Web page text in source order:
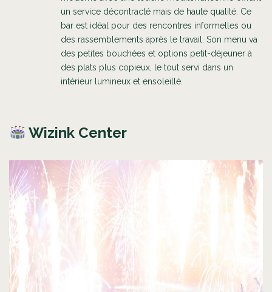
un service décontracté mais de haute qualité Ce
bar est idéal pour des rencontres informelles ou
des rassemblements après le travail. Son menu va
des petites bouchées et options petit-déjeuner à
des plats plus copieux, le tout servi dans un
intérieur lumineux et ensoleillé.
Wizink Center